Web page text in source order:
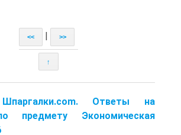
<< >>
↑
Шпаргалки.com. Ответы на
предмету Экономическая